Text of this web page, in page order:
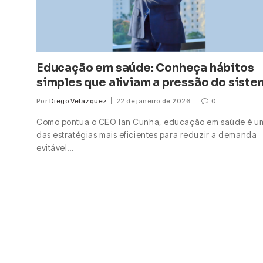
Educação em saúde: Conheça hábitos
simples que aliviam a pressão do
Por Diego Velázquez 22 de janeiro de 2026 0
Como pontua o CEO Ian Cunha, educação em saúde é
das estratégias mais eficientes para reduzir a demanda
evitável…